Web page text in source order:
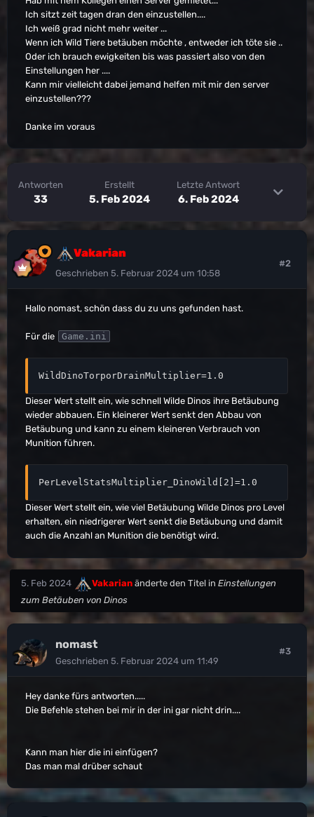
Ich sitzt zeit tagen dran den einzustellen....
Ich weiß grad nicht mehr weiter ...
Wenn ich Wild Tiere betäuben möchte , entweder ich töte sie ..
Oder ich brauch ewigkeiten bis was passiert also von den
Einstellungen her ....
Kann mir vielleicht dabei jemand helfen mit mir den server
einzustellen???
Danke im voraus
Antworten
33
Erstellt
5. Feb 2024
Letzte Antwort
6. Feb 2024
Vakarian
Geschrieben 5. Februar 2024 um 10:58
#2
Hallo nomast, schön dass du zu uns gefunden hast.
Für die Game.ini
WildDinoTorporDrainMultiplier=1.0
Dieser Wert stellt ein, wie schnell Wilde Dinos ihre Betäubung
wieder abbauen. Ein kleinerer Wert senkt den Abbau von
Betäubung und kann zu einem kleineren Verbrauch von
Munition führen.
PerLevelStatsMultiplier_DinoWild[2]=1.0
Dieser Wert stellt ein, wie viel Betäubung Wilde Dinos pro Level
erhalten, ein niedrigerer Wert senkt die Betäubung und damit
auch die Anzahl an Munition die benötigt wird.
5. Feb 2024 Vakarian änderte den Titel in Einstellungen
zum Betäuben von Dinos
nomast
Geschrieben 5. Februar 2024 um 11:49
#3
Hey danke fürs antworten.....
Die Befehle stehen bei mir in der ini gar nicht drin....
Kann man hier die ini einfügen?
Das man mal drüber schaut